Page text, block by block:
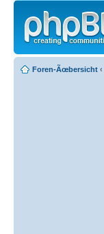
Foren-Ãœbersicht ‹